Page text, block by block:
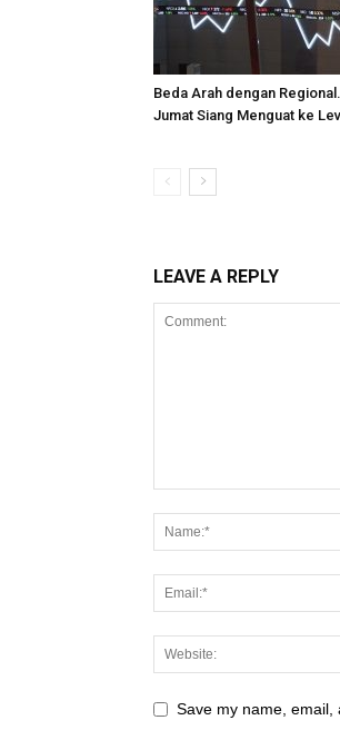
Beda Arah dengan
Jumat Siang Menguat ke
LEAVE A REPLY
Save my name, email,